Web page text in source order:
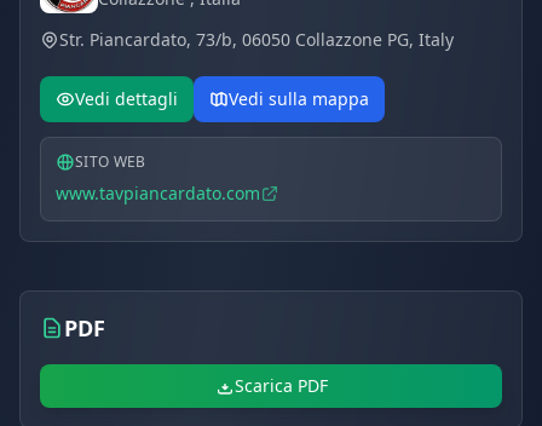
Str. Piancardato, 73/b, 06050 Collazzone PG, Italy
Vedi dettagli Vedi sulla mappa
SITO WEB
www.tavpiancardato.com
PDF
Scarica PDF